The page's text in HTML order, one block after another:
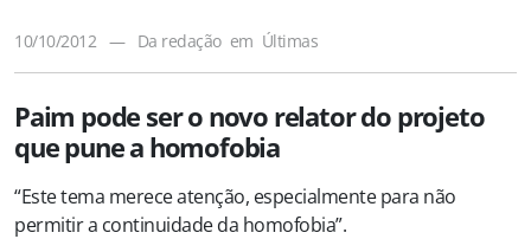
10/10/2012 — Da redação em Últimas
Paim pode ser o novo relator do projeto
que pune a homofobia
“Este tema merece atenção, especialmente para não
permitir a continuidade da homofobia”.